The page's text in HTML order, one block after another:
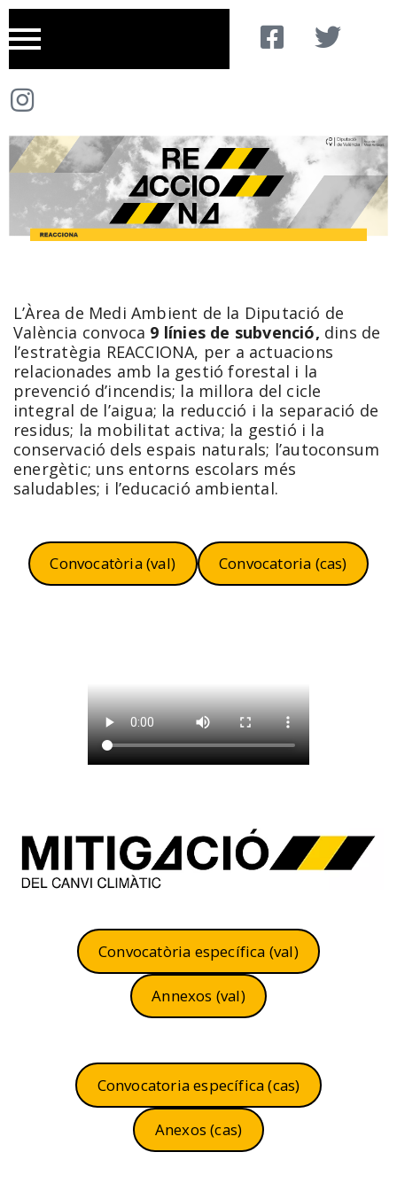
L’Àrea de Medi Ambient de la Diputació de
València convoca 9 línies de subvenció, dins de
l’estratègia REACCIONA, per a actuacions
relacionades amb la gestió forestal i la
prevenció d’incendis; la millora del cicle
integral de l’aigua; la reducció i la separació de
residus; la mobilitat activa; la gestió i la
conservació dels espais naturals; l’autoconsum
energètic; uns entorns escolars més
saludables; i l’educació ambiental.
Convocatòria (val) Convocatoria (cas)
Convocatòria específica (val)
Annexos (val)
Convocatoria específica (cas)
Anexos (cas)